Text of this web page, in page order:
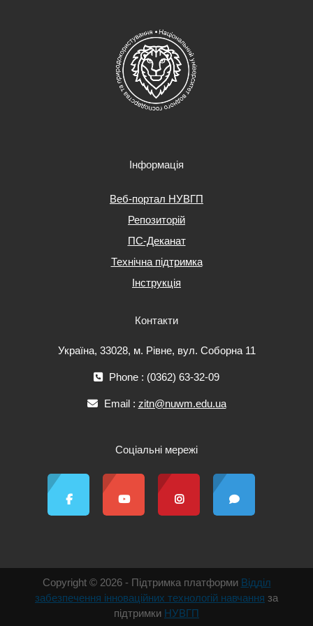
Інформація
Веб-портал НУВГП
Репозиторій
ПС-Деканат
Технічна підтримка
Інструкція
Контакти
Україна, 33028, м. Рівне, вул. Соборна 11
Phone : (0362) 63-32-09
Email : zitn@nuwm.edu.ua
Соціальні мережі
Copyright © 2026 - Підтримка платформи Відділ
забезпечення інноваційних технологій навчання за
підтримки НУВГП